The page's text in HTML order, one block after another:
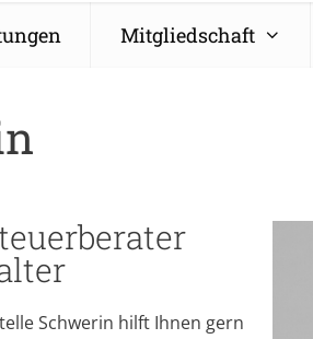
Mitgliedschaft
Schwerin hilft Ihnen gern